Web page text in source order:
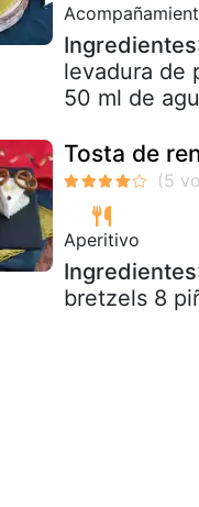
Ingredientes
levadura de
50 ml de
Tosta de
Aperitivo
Ingredientes
bretzels 8